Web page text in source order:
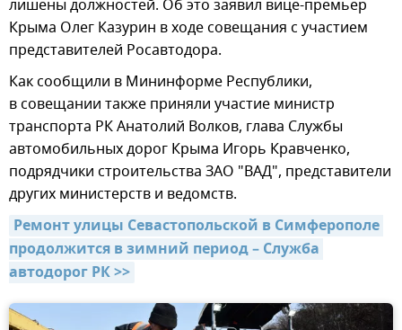
лишены должностей. Об это заявил вице-премьер
Крыма Олег Казурин в ходе совещания с участием
представителей Росавтодора.
Как сообщили в Мининформе Республики,
в совещании также приняли участие министр
транспорта РК Анатолий Волков, глава Службы
автомобильных дорог Крыма Игорь Кравченко,
подрядчики строительства ЗАО "ВАД", представители
других министерств и ведомств.
Ремонт улицы Севастопольской в Симферополе
продолжится в зимний период – Служба
автодорог РК >>